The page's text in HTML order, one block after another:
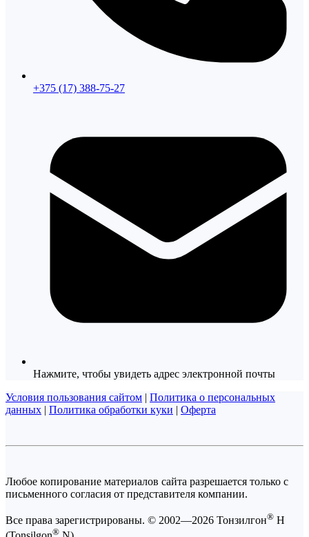
+375 (17) 388-75-27
Нажмите, чтобы увидеть адрес электронной почты
Условия пользования сайтом | Политика о персональных
данных | Политика обработки куки | Оферта
Любое копирование материалов сайта разрешается только с
письменного согласия от представителя компании.
Все права зарегистрированы. © 2002—2026 Тонзилгон® Н
®